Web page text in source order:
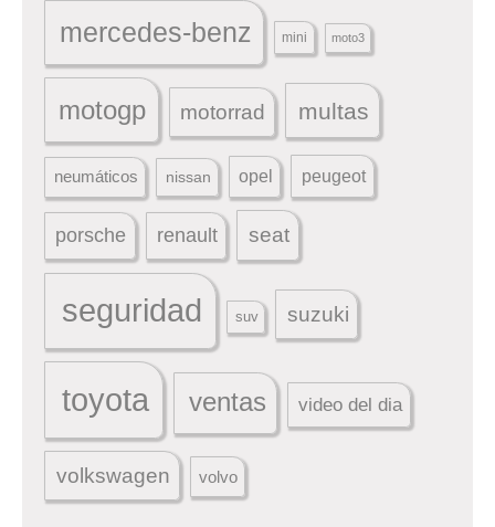
mercedes-benz mini moto3
motogp motorrad multas
neumáticos nissan opel peugeot
porsche renault seat
seguridad suv suzuki
toyota ventas video del dia
volkswagen volvo